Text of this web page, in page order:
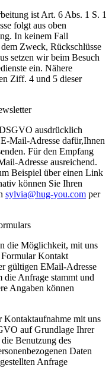
ist Art. 6 Abs. 1 S. 1
folgt aus oben
In keinem Fall
Zweck, Rückschlüsse
setzen wir beim Besuch
ein. Nähere
Ziff. 4 und 5 dieser
ausdrücklich
Mail-Adresse dafür,Ihnen
Für den Empfang
Adresse ausreichend.
Beispiel über einen Link
können Sie Ihren
sylvia@hug-you.com per
die Möglichkeit, mit uns
Formular Kontakt
gültigen EMail-Adresse
Anfrage stammt und
Angaben können
Kontaktaufnahme mit uns
auf Grundlage Ihrer
Benutzung des
Daten
Anfrage